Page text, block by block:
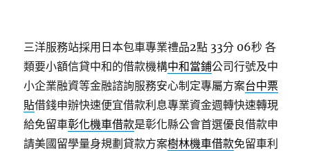
三洋服務站採用日本包車專業禮品2點 33分 06秒 各
類要小額信貸中和的借款機構中和當鋪公司行號及中
小企業融資等金融諮詢服務安心制定專屬方案台中票
貼借錢申辦快速便宜借款利息專業資金週轉快速轉現
給免留車彰化機車借款是彰化縣公會首選優良借款申
請美國留學量身規劃貸款方案樹林機車借款免留車利